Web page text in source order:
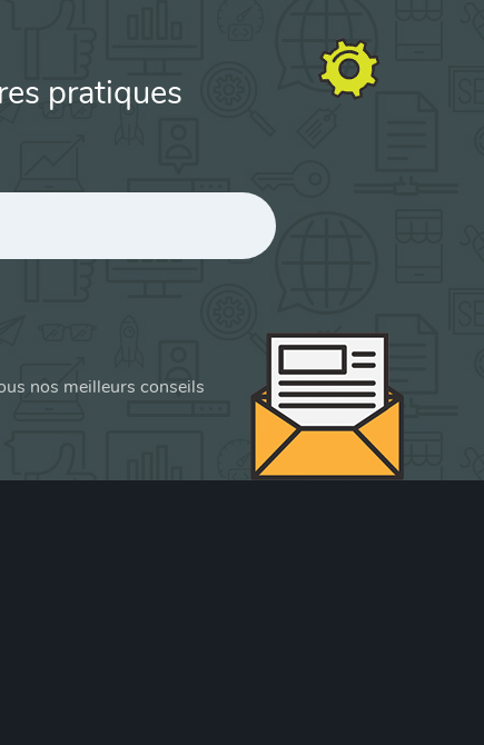
pratiques
nos meilleurs conseils